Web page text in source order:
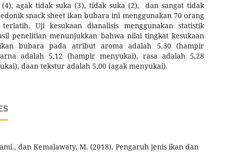
(4), agak tidak suka (3), tidak suka (2), dan sangat tidak
snack sheet ikan bubara ini menggunakan 70 orang
Uji kesukaan dianalisis menggunakan statistik
penelitian menunjukkan bahwa nilai tingkat kesukaan
bubara pada atribut aroma adalah 5,30 (hampir
adalah 5,12 (hampir menyukai), rasa adalah 5,28
daan tekstur adalah 5,00 (agak menyukai).
dan Kemalawaty, M. (2018). Pengaruh jenis ikan dan